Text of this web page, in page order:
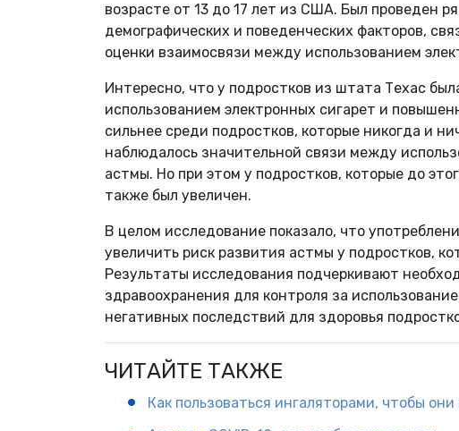
возрасте от 13 до 17 лет из США. Был проведен
демографических и поведенческих факторов,
оценки взаимосвязи между использованием
Интересно, что у подростков из штата Техас
использованием электронных сигарет и
сильнее среди подростков, которые никогда и
наблюдалось значительной связи между
астмы. Но при этом у подростков, которые до
также был увеличен.
В целом исследование показало, что
увеличить риск развития астмы у подростков,
Результаты исследования подчеркивают
здравоохранения для контроля за
негативных последствий для здоровья
ЧИТАЙТЕ ТАКЖЕ
Как пользоваться ингаляторами, чтобы они